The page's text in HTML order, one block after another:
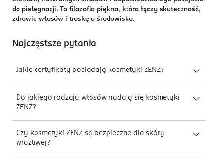
do pielęgnacji. To filozofia piękna, która łączy skuteczność,
zdrowie włosów i troskę o środowisko.
Najczęstsze pytania
Jakie certyfikaty posiadają kosmetyki ZENZ?
Do jakiego rodzaju włosów nadają się kosmetyki
ZENZ?
Czy kosmetyki ZENZ są bezpieczne dla skóry
wrażliwej?